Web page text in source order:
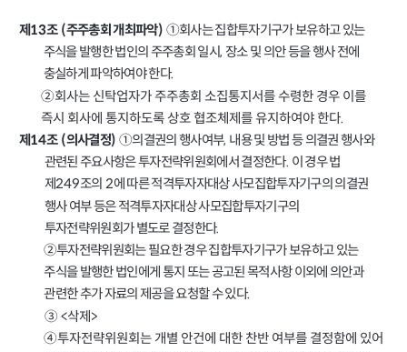
제 13조(주주총회 개최파악) ①회사는 집합투자기구가 보유하고 있는
주식을 발행한 법인의 주주총회 일시, 장소 및 의안 등을 행사 전에
충실하게 파악하여야 한다.
②회사는 신탁업자가 주주총회 소집통지서를 수령한 경우 이를
즉시 회사에 통지하도록 상호 협조체제를 유지하여야 한다.
제 14조(의사결정)①의결권의 행사여부, 내용 및 방법 등 의결권 행사와
관련된 주요사항은 투자전략위원회에서 결정한다. 이 경우 법
제249조의 2에 따른 적격투자자대상 사모집합투자기구의 의결권
행사 여부 등은 적격투자자대상 사모집합투자기구의
투자전략위원회가 별도로 결정한다.
②투자전략위원회는 필요한 경우 집합투자기구가 보유하고 있는
주식을 발행한 법인에게 통지 또는 공고된 목적사항 이외에 의안과
관련한 추가 자료의 제공을 요청할 수 있다.
③<삭제 >
④투자전략위원회는 개별 안건에 대한 찬반 여부를 결정함에 있어